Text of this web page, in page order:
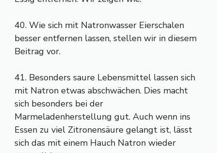
40. Wie sich mit Natronwasser Eierschalen
besser entfernen lassen, stellen wir in diesem
Beitrag vor.
41. Besonders saure Lebensmittel lassen sich
mit Natron etwas abschwächen. Dies macht
sich besonders bei der
Marmeladenherstellung gut. Auch wenn ins
Essen zu viel Zitronensäure gelangt ist, lässt
sich das mit einem Hauch Natron wieder